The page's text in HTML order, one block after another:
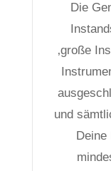
Die
‚große
und